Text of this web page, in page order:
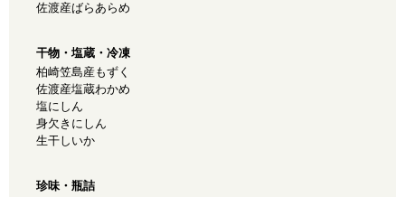
佐渡産ばらあらめ
干物・塩蔵・冷凍
柏崎笠島産もずく
佐渡産塩蔵わかめ
塩にしん
身欠きにしん
生干しいか
珍味・瓶詰